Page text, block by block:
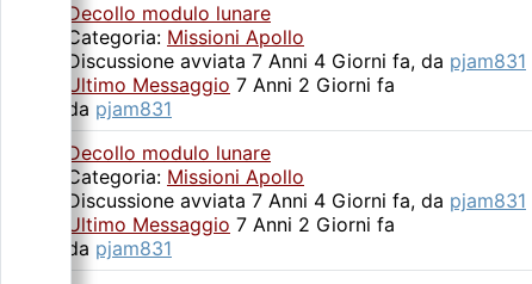
Decollo modulo lunare
Categoria: Missioni Apollo
Discussione avviata 7 Anni 4 Giorni fa, da pjam831
Ultimo Messaggio 7 Anni 2 Giorni fa
da pjam831
Decollo modulo lunare
Categoria: Missioni Apollo
Discussione avviata 7 Anni 4 Giorni fa, da pjam831
Ultimo Messaggio 7 Anni 2 Giorni fa
da pjam831